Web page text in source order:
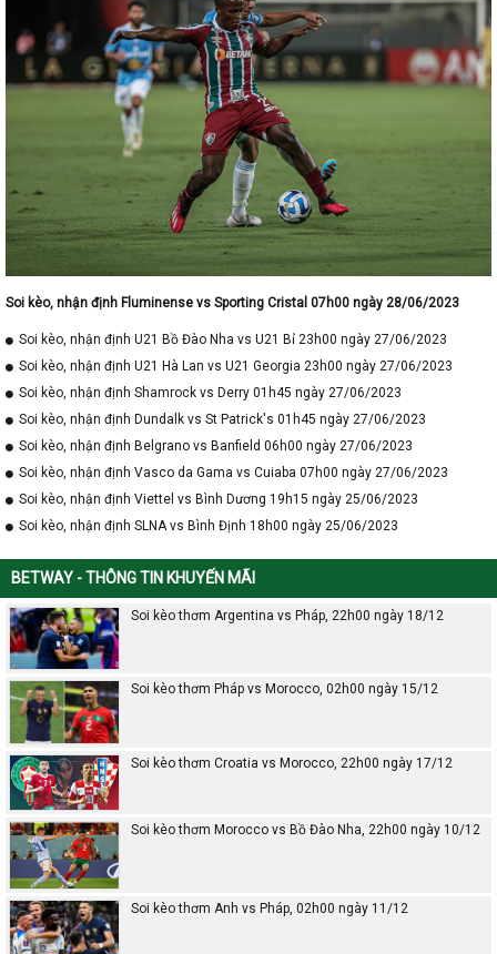
Soi kèo, nhận định Fluminense vs Sporting Cristal 07h00 ngày 28/06/2023
Soi kèo, nhận định U21 Bồ Đào Nha vs U21 Bỉ 23h00 ngày 27/06/2023
Soi kèo, nhận định U21 Hà Lan vs U21 Georgia 23h00 ngày 27/06/2023
Soi kèo, nhận định Shamrock vs Derry 01h45 ngày 27/06/2023
Soi kèo, nhận định Dundalk vs St Patrick's 01h45 ngày 27/06/2023
Soi kèo, nhận định Belgrano vs Banfield 06h00 ngày 27/06/2023
Soi kèo, nhận định Vasco da Gama vs Cuiaba 07h00 ngày 27/06/2023
Soi kèo, nhận định Viettel vs Bình Dương 19h15 ngày 25/06/2023
Soi kèo, nhận định SLNA vs Bình Định 18h00 ngày 25/06/2023
BETWAY - THÔNG TIN KHUYẾN MÃI
Soi kèo thơm Argentina vs Pháp, 22h00 ngày 18/12
Soi kèo thơm Pháp vs Morocco, 02h00 ngày 15/12
Soi kèo thơm Croatia vs Morocco, 22h00 ngày 17/12
Soi kèo thơm Morocco vs Bồ Đào Nha, 22h00 ngày 10/12
Soi kèo thơm Anh vs Pháp, 02h00 ngày 11/12